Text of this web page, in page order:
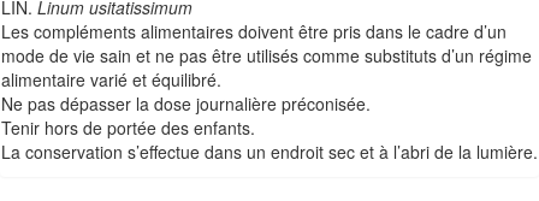
LIN. Linum usitatissimum
Les compléments alimentaires doivent être pris dans le cadre d’un
mode de vie sain et ne pas être utilisés comme substituts d’un régime
alimentaire varié et équilibré.
Ne pas dépasser la dose journalière préconisée.
Tenir hors de portée des enfants.
La conservation s’effectue dans un endroit sec et à l’abri de la lumière.